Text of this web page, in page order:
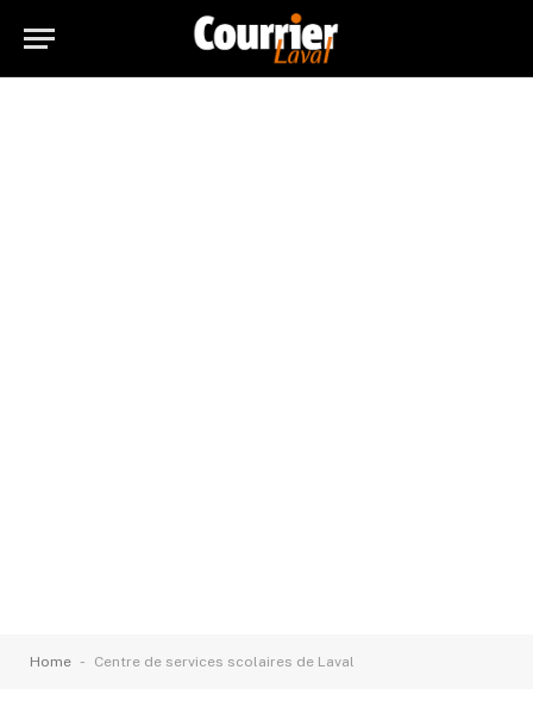
Home - Centre de services scolaires de Laval